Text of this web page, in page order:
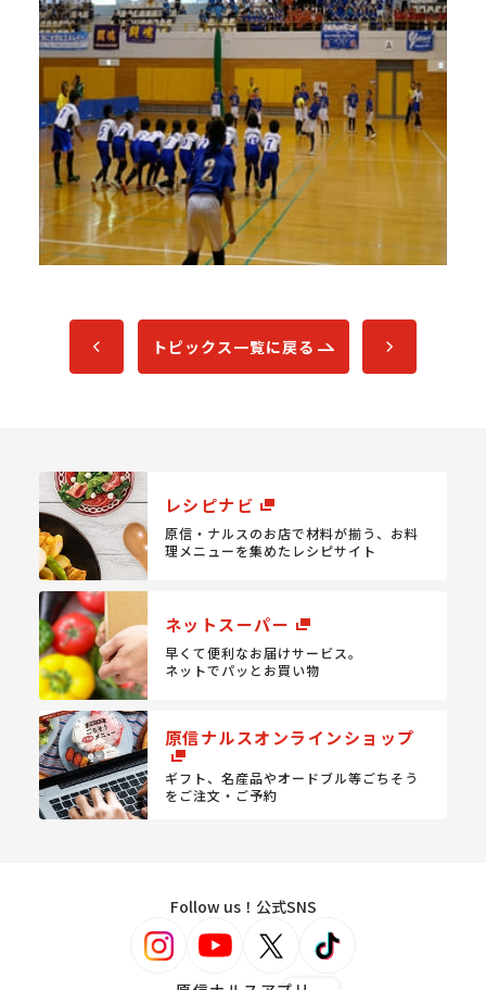
トピックス一覧に戻る
レシピナビ
原信・ナルスのお店で材料が揃う、 お料
理メニューを集めたレシピサイト
ネットスーパー
早くて便利なお届けサービス。
ネットでパッとお買い物
原信ナルスオンラインショップ
ギフト、名産品やオードブル等ごちそう
をご注文・ご予約
Follow us！公式SNS